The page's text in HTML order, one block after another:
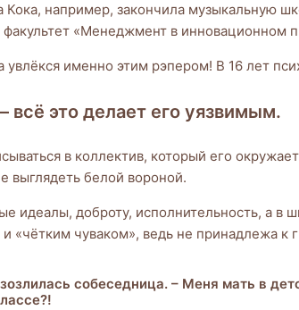
например, закончила музыкальную
факультет «Менеджмент в инновационном
именно этим рэпером! В 16 лет
всё это делает его уязвимым.
в коллектив, который его
выглядеть белой вороной.
идеалы, доброту, исполнительность, а в
«чётким чуваком», ведь не принадлежа
собеседница. – Меня мать в